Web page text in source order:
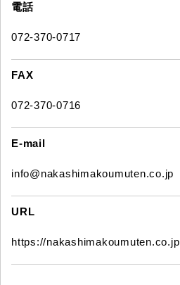
電話
072-370-0717
FAX
072-370-0716
E-mail
info@nakashimakoumuten.co.jp
URL
https://nakashimakoumuten.co.jp